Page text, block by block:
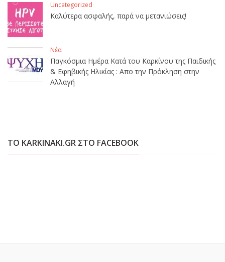
Uncategorized
Καλύτερα ασφαλής, παρά να μετανιώσεις!
Νέα
Παγκόσμια Ημέρα Κατά του Καρκίνου της Παιδικής
& Εφηβικής Ηλικίας : Απο την Πρόκληση στην
Αλλαγή
ΤΟ KARKINAKI.GR ΣΤΟ FACEBOOK